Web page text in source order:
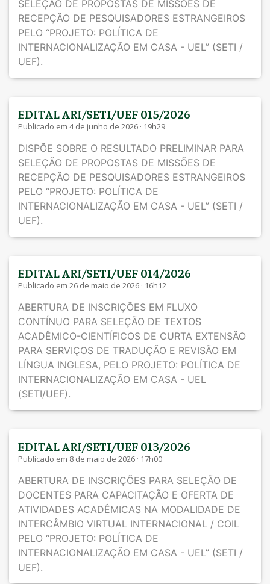
SELEÇÃO DE PROPOSTAS DE MISSÕES DE
RECEPÇÃO DE PESQUISADORES ESTRANGEIROS
PELO “PROJETO: POLÍTICA DE
INTERNACIONALIZAÇÃO EM CASA - UEL” (SETI /
UEF).
EDITAL ARI/SETI/UEF 015/2026
Publicado em 4 de junho de 2026 · 19h29
DISPÕE SOBRE O RESULTADO PRELIMINAR PARA
SELEÇÃO DE PROPOSTAS DE MISSÕES DE
RECEPÇÃO DE PESQUISADORES ESTRANGEIROS
PELO “PROJETO: POLÍTICA DE
INTERNACIONALIZAÇÃO EM CASA - UEL” (SETI /
UEF).
EDITAL ARI/SETI/UEF 014/2026
Publicado em 26 de maio de 2026 · 16h12
ABERTURA DE INSCRIÇÕES EM FLUXO
CONTÍNUO PARA SELEÇÃO DE TEXTOS
ACADÊMICO-CIENTÍFICOS DE CURTA EXTENSÃO
PARA SERVIÇOS DE TRADUÇÃO E REVISÃO EM
LÍNGUA INGLESA, PELO PROJETO: POLÍTICA DE
INTERNACIONALIZAÇÃO EM CASA - UEL
(SETI/UEF).
EDITAL ARI/SETI/UEF 013/2026
Publicado em 8 de maio de 2026 · 17h00
ABERTURA DE INSCRIÇÕES PARA SELEÇÃO DE
DOCENTES PARA CAPACITAÇÃO E OFERTA DE
ATIVIDADES ACADÊMICAS NA MODALIDADE DE
INTERCÂMBIO VIRTUAL INTERNACIONAL / COIL
PELO “PROJETO: POLÍTICA DE
INTERNACIONALIZAÇÃO EM CASA - UEL” (SETI /
UEF).